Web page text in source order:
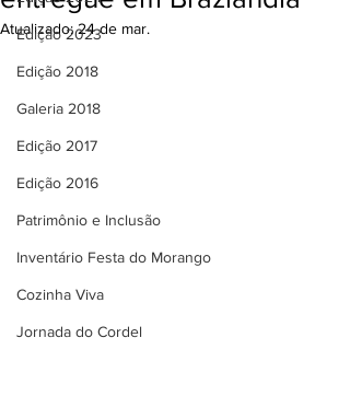
Edição 2023
Edição 2018
Galeria 2018
Edição 2017
Edição 2016
Patrimônio e Inclusão
Inventário Festa do Morango
Cozinha Viva
Jornada do Cordel
Atualizado:24 de mar.